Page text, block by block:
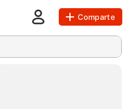
Comparte